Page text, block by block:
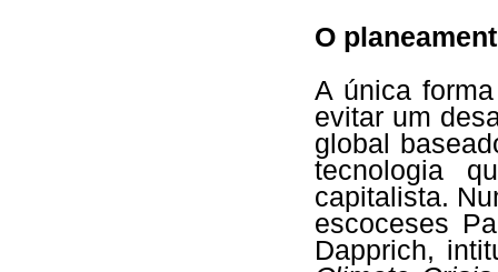
O
A única
evitar um
global
tecnologia
capitalista.
escoceses
Dapprich,